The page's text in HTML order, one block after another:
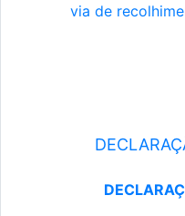
via de